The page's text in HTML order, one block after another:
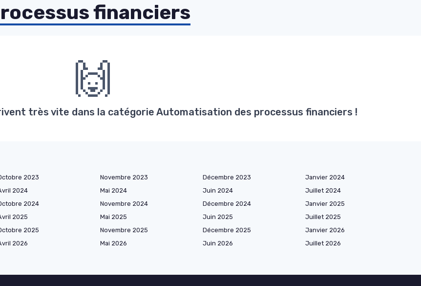
financiers
🙌
très vite dans la catégorie Automatisation des processus financiers !
2023 Novembre 2023 Décembre 2023
Janvier 2024
2024 Mai 2024 Juin 2024
Juillet 2024
2024 Novembre 2024 Décembre 2024
Janvier 2025
2025 Mai 2025 Juin 2025
Juillet 2025
2025 Novembre 2025 Décembre 2025
Janvier 2026
2026 Mai 2026 Juin 2026
Juillet 2026